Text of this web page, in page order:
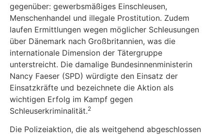
gegenüber: gewerbsmäßiges Einschleusen,
Menschenhandel und illegale Prostitution. Zudem
laufen Ermittlungen wegen möglicher Schleusungen
über Dänemark nach Großbritannien, was die
internationale Dimension der Tätergruppe
unterstreicht. Die damalige Bundesinnenministerin
Nancy Faeser (SPD) würdigte den Einsatz der
Einsatzkräfte und bezeichnete die Aktion als
wichtigen Erfolg im Kampf gegen
Schleuserkriminalität.2
Die Polizeiaktion, die als weitgehend abgeschlossen